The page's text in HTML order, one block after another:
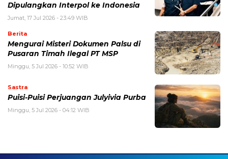
Dipulangkan Interpol ke Indonesia
Jumat, 17 Jul 2026 - 23:49 WIB
Berita
Mengurai Misteri Dokumen Palsu di
Pusaran Timah Ilegal PT MSP
Minggu, 5 Jul 2026 - 10:52 WIB
Sastra
Puisi-Puisi Perjuangan Julyivia Purba
Minggu, 5 Jul 2026 - 04:12 WIB